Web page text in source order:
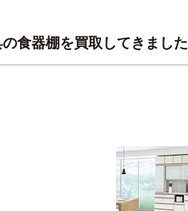
食器棚を買取してきました